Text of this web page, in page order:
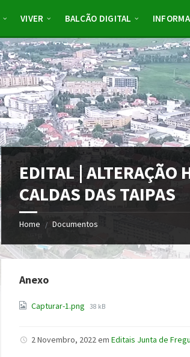
VIVER BALCÃO DIGITAL
EDITAL | ALTERAÇÃO
CALDAS DAS TAIPAS
Home / Documentos
Anexo
Capturar-1.png File
38 kB
2 Novembro, 2022emEditais Junta de